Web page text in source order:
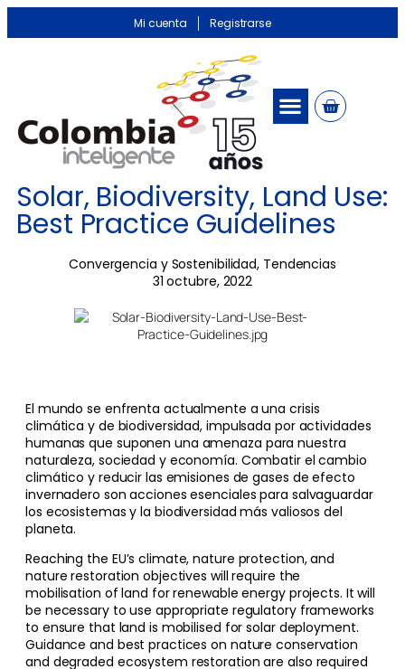
Mi cuenta Registrarse
Solar, Biodiversity, Land Use:
Best Practice Guidelines
Convergencia y Sostenibilidad, Tendencias
31 octubre, 2022
El mundo se enfrenta actualmente a una crisis
climática y de biodiversidad, impulsada por actividades
humanas que suponen una amenaza para nuestra
naturaleza, sociedad y economía. Combatir el cambio
climático y reducir las emisiones de gases de efecto
invernadero son acciones esenciales para salvaguardar
los ecosistemas y la biodiversidad más valiosos del
planeta.
Reaching the EU’s climate, nature protection, and
nature restoration objectives will require the
mobilisation of land for renewable energy projects. It will
be necessary to use appropriate regulatory frameworks
to ensure that land is mobilised for solar deployment.
Guidance and best practices on nature conservation
and degraded ecosystem restoration are also required